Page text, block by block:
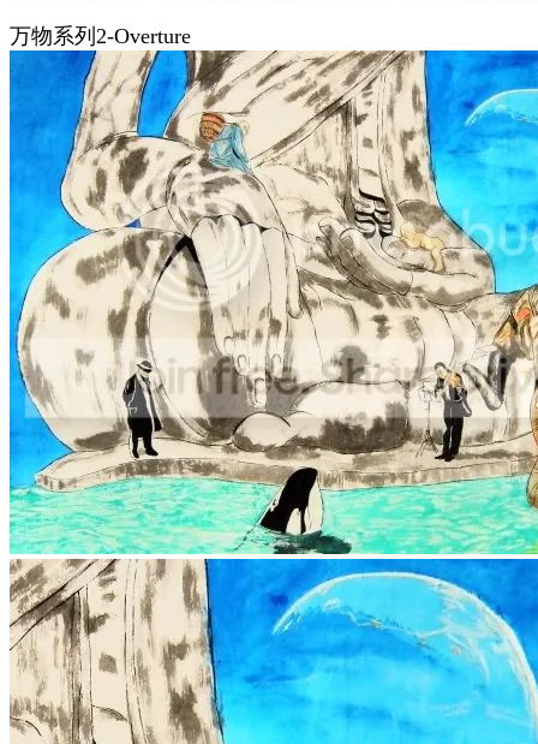
万物系列2-Overture